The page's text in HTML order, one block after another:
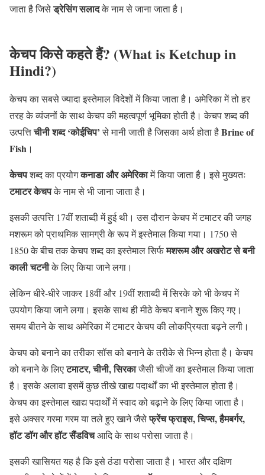
जाता है जिसेड्रेसिंग सलादके नाम से जाना जाता है।
केचप किसे कहते हैं? (What is Ketchup in
Hindi?)
केचप का सबसे ज्यादा इस्तेमाल विदेशों में किया जाता है। अमेरिका में तो हर
तरह के व्यंजनों के साथ केचप की महत्वपूर्ण भूमिका होती है। केचप शब्द की
उत्पत्तिचीनी शब्द‘कोईचिप’से मानी जाती है जिसका अर्थ होता हैBrineof
Fish ।
केचपशब्द का प्रयोगकनाडा और अमेरिकामें किया जाता है। इसे मुख्यतः
टमाटर केचपके नाम से भी जाना जाता है।
इसकी उत्पत्ति 17वीं शताब्दी में हुई थी। उस दौरान केचप में टमाटर की जगह
मशरूम को प्राथमिक सामग्री के रूप में इस्तेमाल किया गया। 1750 से
1850 के बीच तक केचप शब्द का इस्तेमाल सिर्फमशरूम और अखरोट से बनी
काली चटनीके लिए किया जाने लगा।
लेकिन धीरे-धीरे जाकर 18वीं और 19वीं शताब्दी में सिरके को भी केचप में
उपयोग किया जाने लगा। इसके साथ ही मीठे केचप बनाने शुरू किए गए।
समय बीतने के साथ अमेरिका में टमाटर केचप की लोकप्रियता बढ़ने लगी।
केचप को बनाने का तरीका सॉस को बनाने के तरीके से भिन्न होता है। केचप
को बनाने के लिएटमाटर, चीनी, सिरकाजैसी चीजों का इस्तेमाल किया जाता
है। इसके अलावा इसमें कुछ तीखे खाद्य पदार्थों का भी इस्तेमाल होता है।
केचप का इस्तेमाल खाद्य पदार्थों में स्वाद को बढ़ाने के लिए किया जाता है।
इसे अक्सर गरमा गरम या तले हुए खाने जैसेफ्रेंच फ्राइस, चिप्स, हैमबर्गर,
हॉट डॉग और हॉट सैंडविचआदि के साथ परोसा जाता है।
इसकी खासियत यह है कि इसे ठंडा परोसा जाता है। भारत और दक्षिण